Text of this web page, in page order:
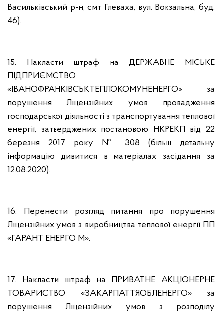
Васильківський р-н, смт Глеваха, вул. Вокзальна, буд.
46).
15. Накласти штраф на ДЕРЖАВНЕ МІСЬКЕ
ПІДПРИЄМСТВО
«ІВАНОФРАНКІВСЬКТЕПЛОКОМУНЕНЕРГО» за
порушення Ліцензійних умов провадження
господарської діяльності з транспортування теплової
енергії, затверджених постановою НКРЕКП від 22
березня 2017 року № 308 (більш детальну
інформацію дивитися в матеріалах засідання за
12.08.2020).
16. Перенести розгляд питання про порушення
Ліцензійних умов з виробництва теплової енергії ПП
«ГАРАНТ ЕНЕРГО М».
17. Накласти штраф на ПРИВАТНЕ АКЦІОНЕРНЕ
ТОВАРИСТВО «ЗАКАРПАТТЯОБЛЕНЕРГО» за
порушення Ліцензійних умов з розподілу